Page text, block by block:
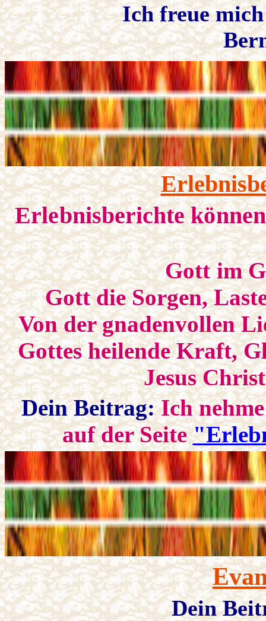
Ich freue
Erlebnisberichte
Gott im
Gott die Sorgen,
Von der gnadenvollen
Gottes heilende Kraft,
Jesus
Dein Beitrag: Ich
auf der Seite
Dein